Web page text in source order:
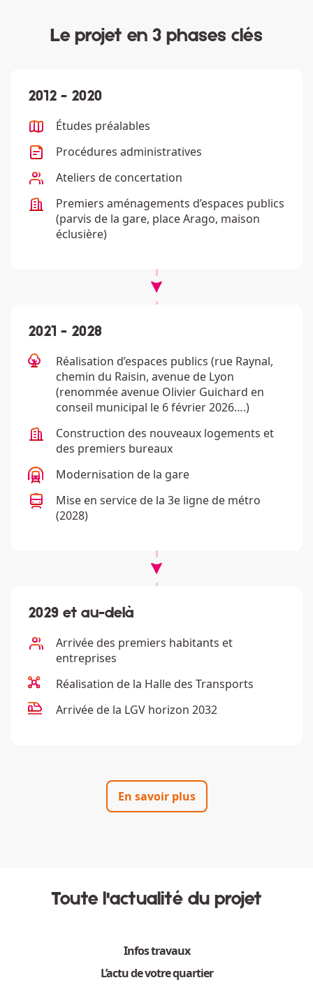
Le projet en 3 phases clés
2012 - 2020
Description
Études préalables
Description
Procédures administratives
Description
Ateliers de concertation
Description
Premiers aménagements d’espaces publics
(parvis de la gare, place Arago, maison
éclusière)
2021 - 2028
Description
Réalisation d’espaces publics (rue Raynal,
chemin du Raisin, avenue de Lyon
(renommée avenue Olivier Guichard en
conseil municipal le 6 février 2026….)
Description
Construction des nouveaux logements et
des premiers bureaux
Description
Modernisation de la gare
Description
Mise en service de la 3e ligne de métro
(2028)
2029 et au-delà
Description
Arrivée des premiers habitants et
entreprises
Description
Réalisation de la Halle des Transports
Description
Arrivée de la LGV horizon 2032
En savoir plus
Toute l'actualité du projet
Infos travaux
L’actu de votre quartier